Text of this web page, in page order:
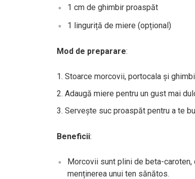
1 cm de ghimbir proaspăt
1 linguriță de miere (opțional)
Mod de preparare:
Stoarce morcovii, portocala și
Adaugă miere pentru un gust mai
Servește suc proaspăt pentru a te
Beneficii:
Morcovii sunt plini de beta-
menținerea unui ten sănătos.